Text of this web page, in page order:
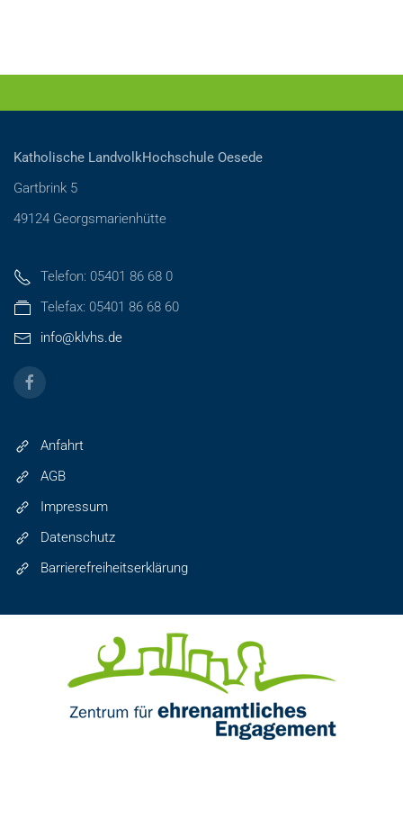
Katholische LandvolkHochschule Oesede
Gartbrink 5
49124 Georgsmarienhütte
Telefon: 05401 86 68 0
Telefax: 05401 86 68 60
info@klvhs.de
Anfahrt
AGB
Impressum
Datenschutz
Barrierefreiheitserklärung